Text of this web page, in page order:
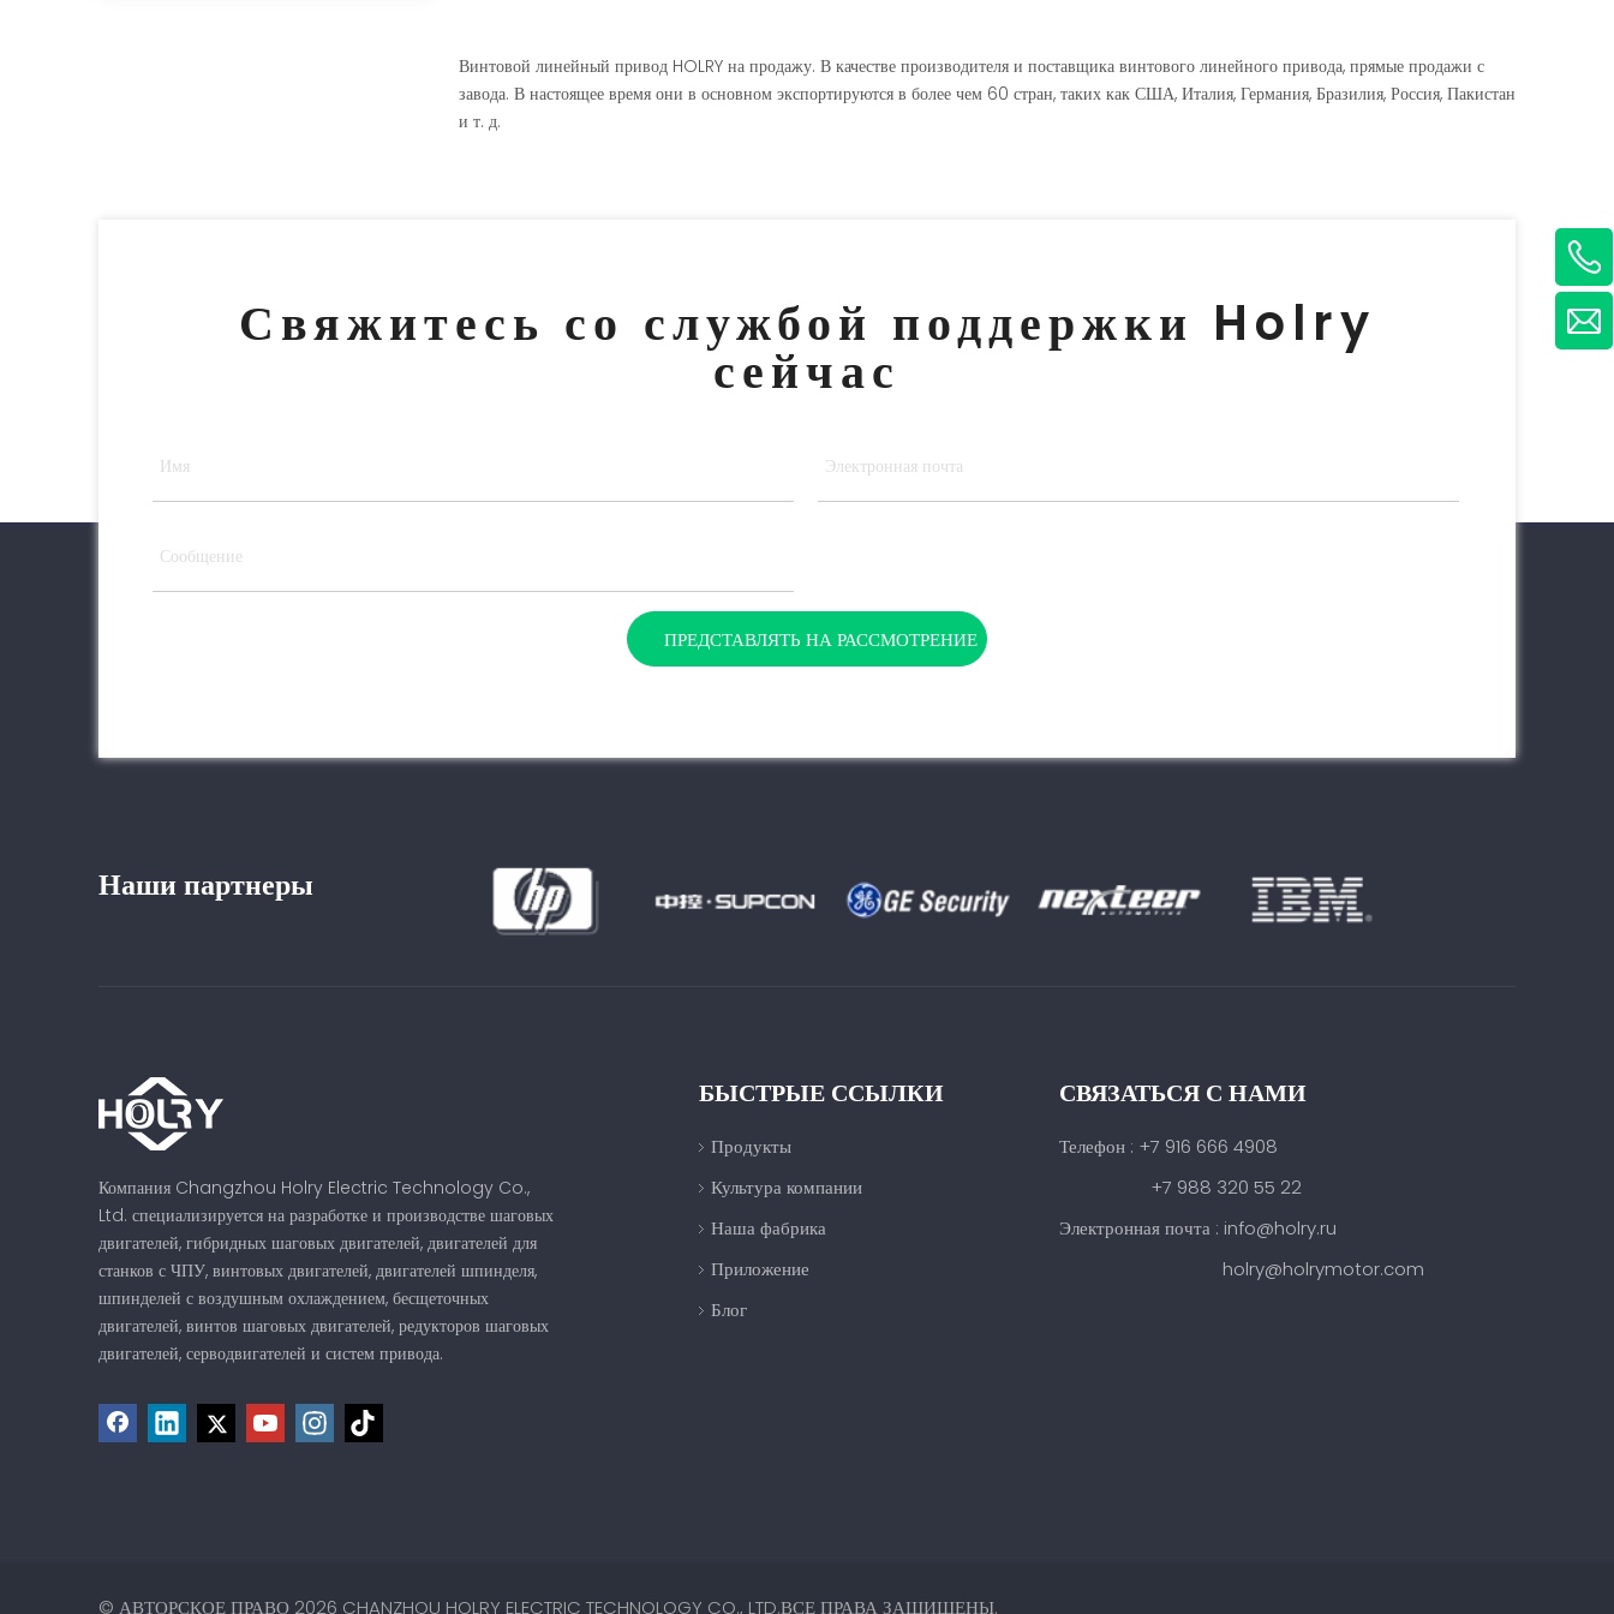
Винтовой линейный привод HOLRY на продажу. В качестве производителя и поставщика винтового линейного привода, прямые продажи с
завода. В настоящее время они в основном экспортируются в более чем 60 стран, таких как США, Италия, Германия, Бразилия, Россия, Пакистан
и т. д.
Свяжитесь со службой поддержки Holry
сейчас
ПРЕДСТАВЛЯТЬ НА РАССМОТРЕНИЕ
Наши партнеры
Компания Changzhou Holry Electric Technology Co.,
Ltd. специализируется на разработке и производстве шаговых
двигателей, гибридных шаговых двигателей, двигателей для
станков с ЧПУ, винтовых двигателей, двигателей шпинделя,
шпинделей с воздушным охлаждением, бесщеточных
двигателей, винтов шаговых двигателей, редукторов шаговых
двигателей, серводвигателей и систем привода.
БЫСТРЫЕ ССЫЛКИ
Продукты
Культура компании
Наша фабрика
Приложение
Блог
СВЯЗАТЬСЯ С НАМИ
Телефон : +7 916 666 4908
+7 988 320 55 22
Электронная почта : info@holry.ru
holry@holrymotor.com
© АВТОРСКОЕ ПРАВО 2026 CHANZHOU HOLRY ELECTRIC TECHNOLOGY CO., LTD.ВСЕ ПРАВА ЗАЩИЩЕНЫ.